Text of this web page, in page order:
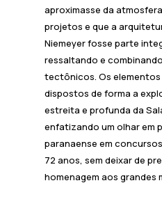
aproximasse da
projetos e que a
Niemeyer fosse parte
ressaltando e
tectônicos. Os
dispostos de forma a
estreita e profunda da
enfatizando um olhar em
paranaense em
72 anos, sem deixar de
homenagem aos grandes